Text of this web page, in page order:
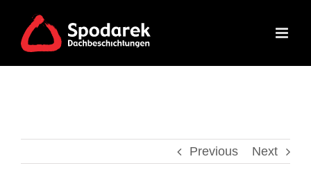
content
Previous Next